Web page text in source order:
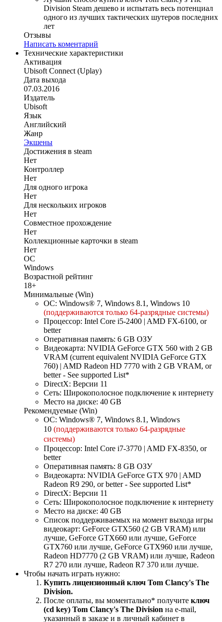
Division Steam дешево и испытать весь потенциал
одного из лучших тактических шутеров последних
лет
Отзывы
Написать коментарий
Технические характеристики
Активация
Ubisoft Connect (Uplay)
Дата выхода
07.03.2016
Издатель
Ubisoft
Язык
Английский
Жанр
Экшены
Достижения в steam
Нет
Контроллер
Нет
Для одного игрока
Нет
Для нескольких игроков
Нет
Совместное прохождение
Нет
Коллекционные карточки в steam
Нет
ОС
Windows
Возрастной рейтинг
18+
Минимальные (Win)
ОС: Windows® 7, Windows 8.1, Windows 10
(поддерживаются только 64-разрядные системы)
Процессор: Intel Core i5-2400 | AMD FX-6100, or
better
Оперативная память: 6 GB ОЗУ
Видеокарта: NVIDIA GeForce GTX 560 with 2 GB
VRAM (current equivalent NVIDIA GeForce GTX
760) | AMD Radeon HD 7770 with 2 GB VRAM, or
better - See supported List*
DirectX: Версии 11
Сеть: Широкополосное подключение к интернету
Место на диске: 40 GB
Рекомендуемые (Win)
ОС: Windows® 7, Windows 8.1, Windows
10 (поддерживаются только 64-разрядные
системы)
Процессор: Intel Core i7-3770 | AMD FX-8350, or
better
Оперативная память: 8 GB ОЗУ
Видеокарта: NVIDIA GeForce GTX 970 | AMD
Radeon R9 290, or better - See supported List*
DirectX: Версии 11
Сеть: Широкополосное подключение к интернету
Место на диске: 40 GB
Список поддерживаемых на момент выхода игры
видеокарт: GeForce GTX560 (2 GB VRAM) или
лучше, GeForce GTX660 или лучше, GeForce
GTX760 или лучше, GeForce GTX960 или лучше,
Radeon HD7770 (2 GB VRAM) или лучше, Radeon
R7 270 или лучше, Radeon R7 370 или лучше.
Чтобы начать играть нужно:
Купить лицензионный ключ Tom Clancy's The
Division.
После оплаты, вы моментально* получите ключ
(cd key) Tom Clancy's The Division на е-mail,
указанный в заказе и в личный кабинет в